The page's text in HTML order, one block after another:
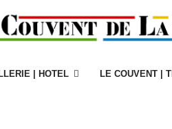
| HOTEL LE COUVENT |